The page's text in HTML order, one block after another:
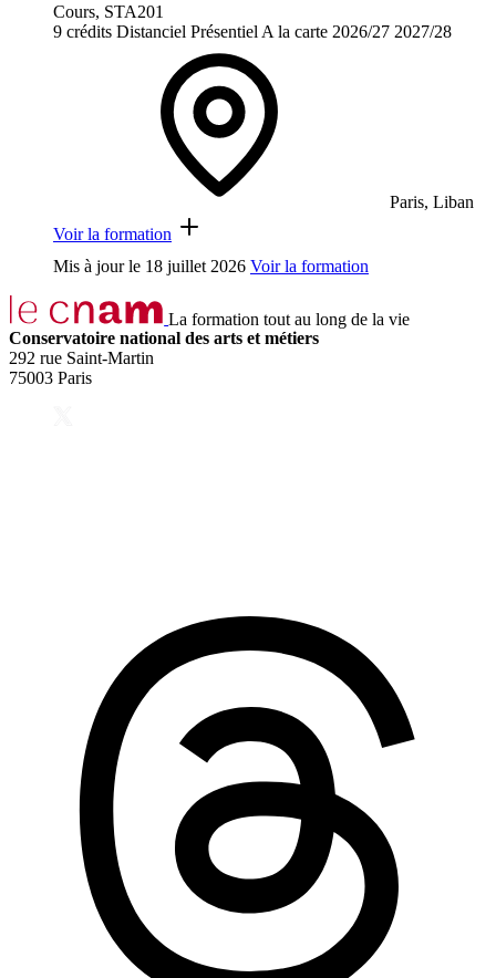
Cours, STA201
9 crédits Distanciel Présentiel A la carte 2026/27 2027/28
Paris, Liban
Voir la formation
Mis à jour le 18 juillet 2026 Voir la formation
La formation tout au long de la vie
Conservatoire national des arts et métiers
292 rue Saint-Martin
75003 Paris